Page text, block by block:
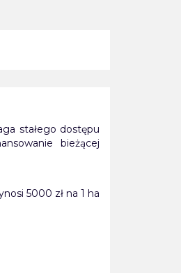
stałego dostępu
bieżącej
5000 zł na 1 ha